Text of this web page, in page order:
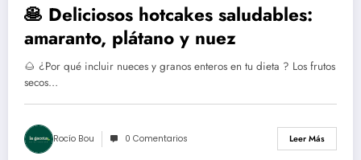
🥞 Deliciosos hotcakes saludables:
amaranto, plátano y nuez
🌰 ¿Por qué incluir nueces y granos enteros en tu dieta ? Los frutos
secos…
Rocío Bou 0 Comentarios Leer Más